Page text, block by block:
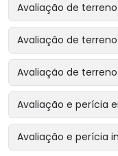
Avaliação de
Avaliação de
Avaliação de
Avaliação e perícia
Avaliação e perícia